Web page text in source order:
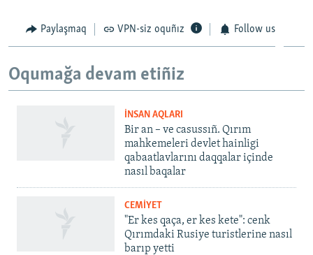
Paylaşmaq VPN-siz oquñız Follow us
Oqumağa devam etiñiz
İNSAN AQLARI
Bir an – ve casussıñ. Qırım
mahkemeleri devlet hainligi
qabaatlavlarını daqqalar içinde
nasıl baqalar
CEMİYET
"Er kes qaça, er kes kete": cenk
Qırımdaki Rusiye turistlerine nasıl
barıp yetti